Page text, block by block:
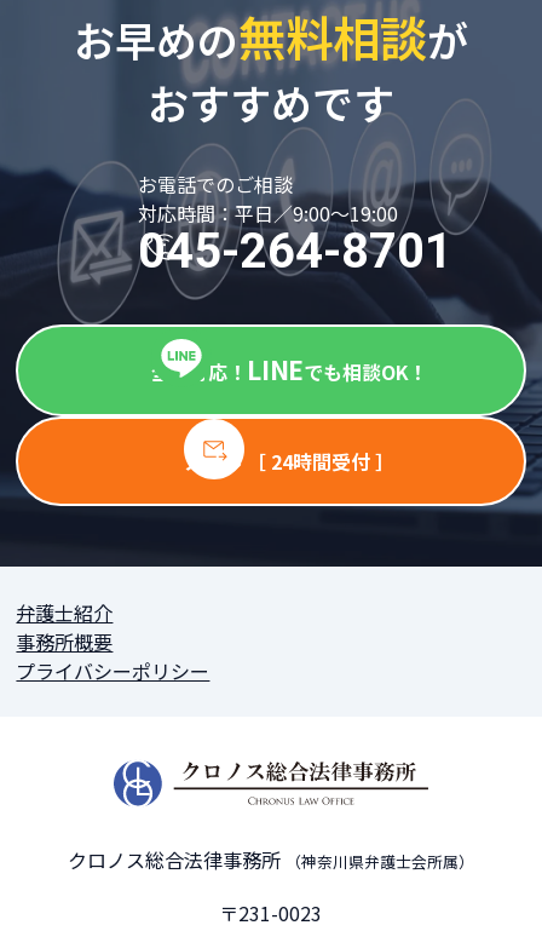
お早めの無料相談が
おすすめです
お電話でのご相談
対応時間：平日／9:00～19:00
045-264-8701
全国対応！ LINEでも相談OK！
メール ［ 24時間受付 ］
弁護士紹介
事務所概要
プライバシーポリシー
クロノス総合法律事務所 （神奈川県弁護士会所属）
〒231-0023